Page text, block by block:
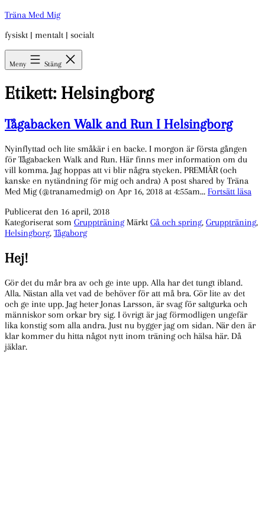
Hoppa
innehåll
Träna Med Mig
fysiskt | mentalt | socialt
Meny Stäng
Etikett: Helsingborg
Tågabacken Walk and Run I Helsingborg
Nyinflyttad och lite småkär i en backe. I morgon är första gången
för Tågabacken Walk and Run. Här finns mer information om du
vill komma. Jag hoppas att vi blir några stycken. PREMIÄR (och
kanske en nytändning för mig och andra) A post shared by Träna
Med Mig (@tranamedmig) on Apr 16, 2018 at 4:55am… Fortsätt läsa
Run
Publicerat den 16 april, 2018
Kategoriserat som Gruppträning Märkt Gå och spring, Gruppträning,
Helsingborg, Tågaborg
Hej!
Gör det du mår bra av och ge inte upp. Alla har det tungt ibland.
Alla. Nästan alla vet vad de behöver för att må bra. Gör lite av det
och ge inte upp. Jag heter Jonas Larsson, är svag för saltgurka och
människor som orkar bry sig. I övrigt är jag förmodligen ungefär
lika konstig som alla andra. Just nu bygger jag om sidan. När den är
klar kommer du hitta något nytt inom träning och hälsa här. Då
jäklar.